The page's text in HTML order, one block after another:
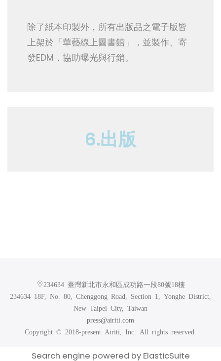
除了紙本印製外，所有出版品之電子版皆
上架於「華藝線上圖書館」，並製作、寄
發EDM，協助曝光與行銷。
6.出版
234634 臺灣新北市永和區成功路一段80號18樓
234634 18F, No. 80, Chenggong Road, Section 1, Yonghe District,
New Taipei City, Taiwan
press@airiti.com
Copyright © 2018-present Airiti, Inc. All rights reserved.
Search engine powered by ElasticSuite